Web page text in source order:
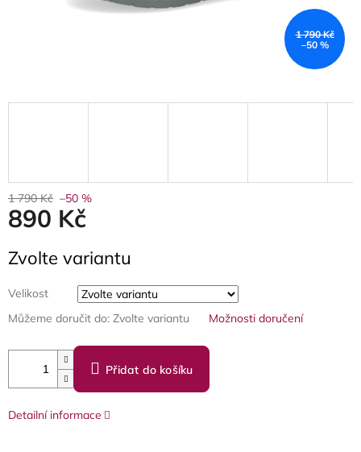
1 790 Kč
–50 %
1 790 Kč –50 %
890 Kč
cena:
Zvolte variantu
Velikost
Můžeme doručit do: Zvolte variantu Možnosti doručení
Přidat do košíku
Detailní informace